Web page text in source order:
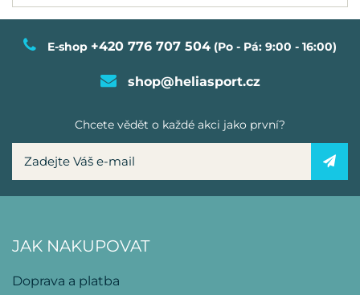
E-shop +420 776 707 504 (Po - Pá: 9:00 - 16:00)
shop@heliasport.cz
Chcete vědět o každé akci jako první?
JAK NAKUPOVAT
Doprava a platba